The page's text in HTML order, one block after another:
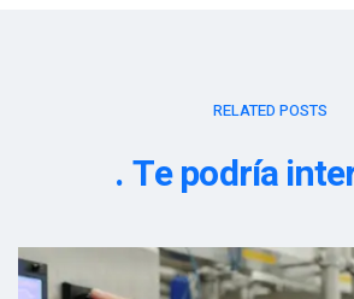
RELATED POSTS
Te podría